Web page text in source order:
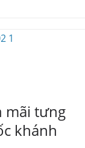
mãi tưng
khánh